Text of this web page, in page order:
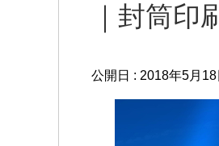
｜封筒印
公開日 : 2018年5月18